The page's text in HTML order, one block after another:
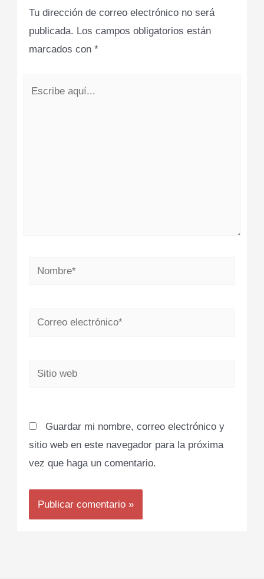
Tu dirección de correo electrónico no será
publicada. Los campos obligatorios están
marcados con*
Nombre*
Correo
Sitio
Guardar mi nombre, correo electrónico y
sitio web en este navegador para la próxima
vez que haga un comentario.